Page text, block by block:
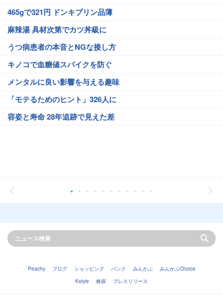
465gで321円 ドンキプリン品薄
麻辣湯 具材次第でカツ丼級に
うつ病患者の本音とNGな接し方
キノコで血糖値スパイクを防ぐ
メンタルに良い影響を与える趣味
「モテるためのヒント」326人に
容姿と寿命 28年追跡で見えた差
Peachy ブログ ショッピング バンク みんかぶ
みんかぶChoice
Kstyle
株探 プレスリリース